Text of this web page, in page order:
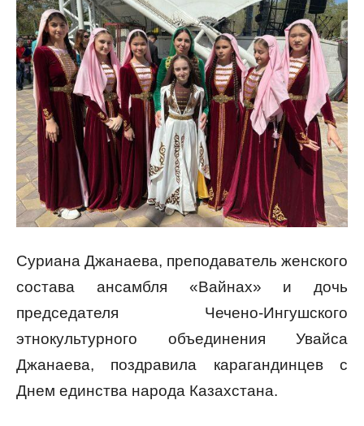
Суриана Джанаева, преподаватель женского
состава ансамбля «Вайнах» и дочь
председателя Чечено-Ингушского
этнокультурного объединения Увайса
Джанаева, поздравила карагандинцев с
Днем единства народа Казахстана.